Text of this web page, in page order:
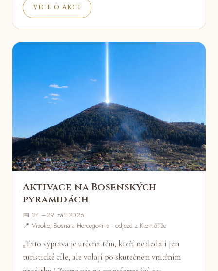
VÍCE O AKCI
Aktivace na Bosenských
pyramidách
📅 24.–29. září 2026
📍 Visoko, Bosna a Hercegovina · odjezd z Kroměříže
„Tato výprava je určena těm, kteří nehledají jen
turistické cíle, ale volají po skutečném vnitřním